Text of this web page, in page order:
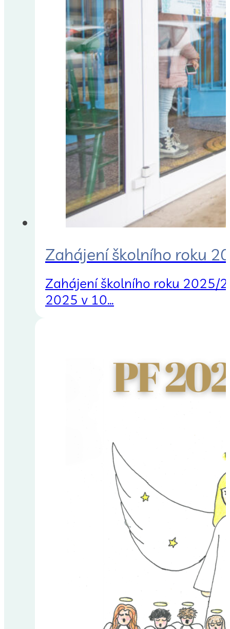
Zahájení školního roku
Zahájení školního roku 2025/
2025 v 10…